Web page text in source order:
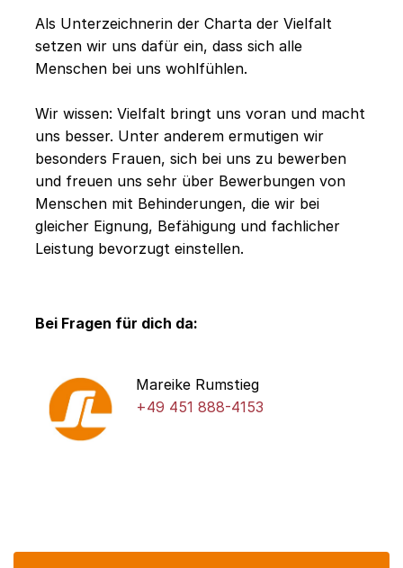
Als Unterzeichnerin der Charta der Vielfalt
setzen wir uns dafür ein, dass sich alle
Menschen bei uns wohlfühlen.
Wir wissen: Vielfalt bringt uns voran und macht
uns besser. Unter anderem ermutigen wir
besonders Frauen, sich bei uns zu bewerben
und freuen uns sehr über Bewerbungen von
Menschen mit Behinderungen, die wir bei
gleicher Eignung, Befähigung und fachlicher
Leistung bevorzugt einstellen.
Bei Fragen für dich da:
Mareike Rumstieg
+49 451 888-4153